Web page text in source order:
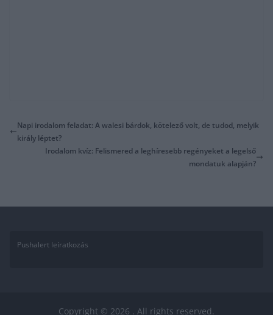
Napi irodalom feladat: A walesi bárdok, kötelező volt, de tudod, melyik
király léptet?
Irodalom kvíz: Felismered a leghíresebb regényeket a legelső
mondatuk alapján?
Pushalert leíratkozás
Copyright © 2026 . All rights reserved.